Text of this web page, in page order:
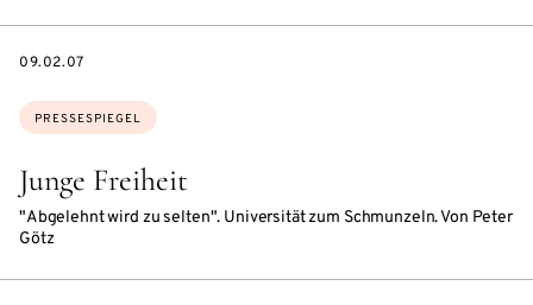
Junge Freiheit
"Abgelehnt wird zu selten". Universität zum Schmunzeln. Von Peter
Götz
Themen:
PRESSESPIEGEL
DATE
09.02.07